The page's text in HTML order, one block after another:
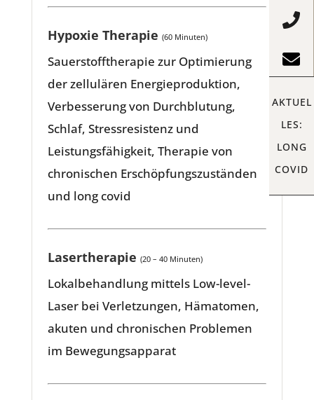
AKTUEL
LES:
LONG
COVID
AKTUEL
LES:
LONG
COVID
Hypoxie Therapie (60 Minuten)
Sauerstofftherapie zur Optimierung
der zellulären Energieproduktion,
Verbesserung von Durchblutung,
Schlaf, Stressresistenz und
Leistungsfähigkeit, Therapie von
chronischen Erschöpfungszuständen
und long covid
Lasertherapie (20 – 40 Minuten)
Lokalbehandlung mittels Low-level-
Laser bei Verletzungen, Hämatomen,
akuten und chronischen Problemen
im Bewegungsapparat